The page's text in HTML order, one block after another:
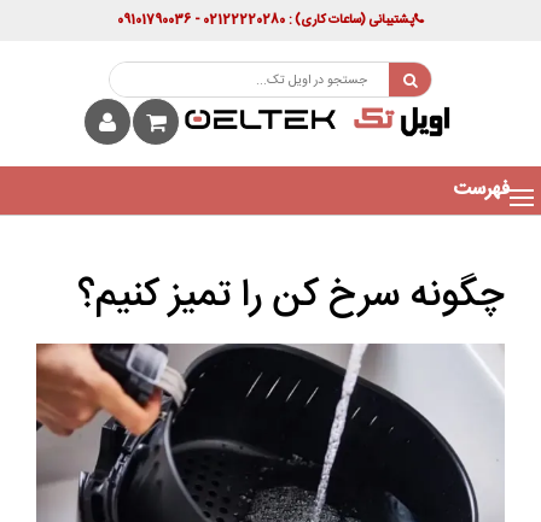
پشتیبانی(ساعات کاری): 02122220280 - 09101790036
فهرست
چگونه سرخ کن را تمیز کنیم؟